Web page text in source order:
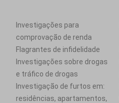
Investigações para
comprovação de renda
Flagrantes de infidelidade
Investigações sobre drogas
e tráfico de drogas
Investigação de furtos em:
residências, apartamentos,